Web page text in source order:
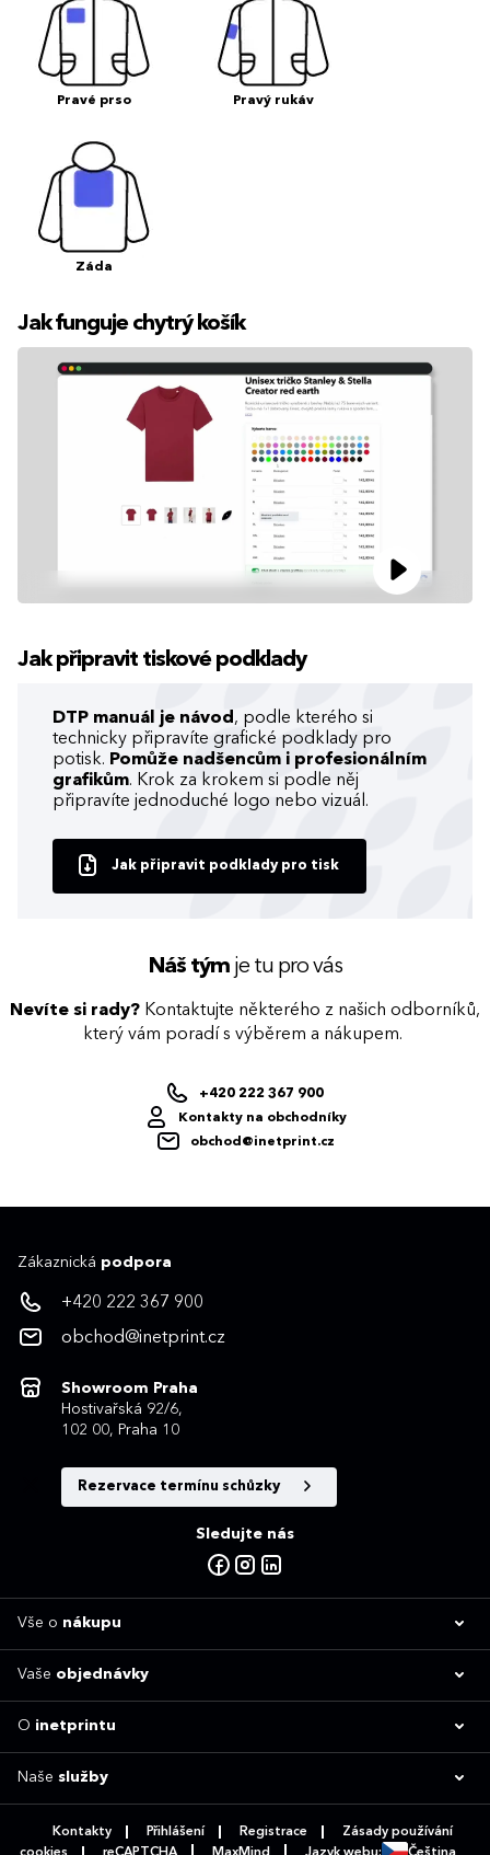
Pravé prso Pravý rukáv
Záda
Jak funguje chytrý košík
Jak připravit tiskové podklady
DTP manuál je návod , podle kterého si
technicky připravíte grafické podklady pro
potisk. Pomůže nadšencům i profesionálním
grafikům. Krok za krokem si podle něj
připravíte jednoduché logo nebo vizuál.
Jak připravit podklady pro tisk
Náš týmje tu pro vás
Nevíte si rady? Kontaktujte některého z našich odborníků,
který vám poradí s výběrem a nákupem.
+420 222 367 900
Kontakty na obchodníky
obchod@inetprint.cz
Zákaznická podpora
+420 222 367 900
obchod@inetprint.cz
Showroom Praha
Hostivařská 92/6,
102 00, Praha 10
Rezervace termínu schůzky
Sledujte nás
Vše o nákupu
Vaše objednávky
O inetprintu
Naše služby
Kontakty Přihlášení Registrace
Zásady používání